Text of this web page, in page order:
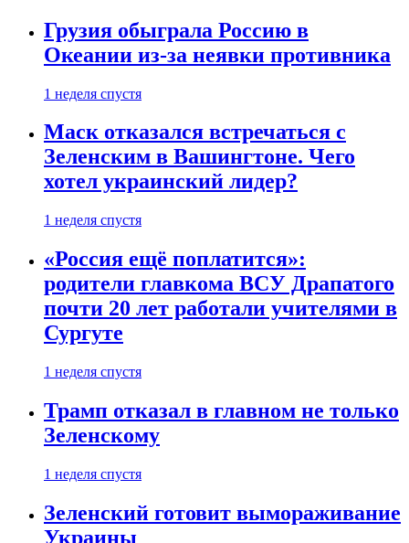
Грузия обыграла Россию в
Океании из-за неявки противника
1 неделя спустя
Маск отказался встречаться с
Зеленским в Вашингтоне. Чего
хотел украинский лидер?
1 неделя спустя
«Россия ещё поплатится»:
родители главкома ВСУ Драпатого
почти 20 лет работали учителями в
Сургуте
1 неделя спустя
Трамп отказал в главном не только
Зеленскому
1 неделя спустя
Зеленский готовит вымораживание
Украины